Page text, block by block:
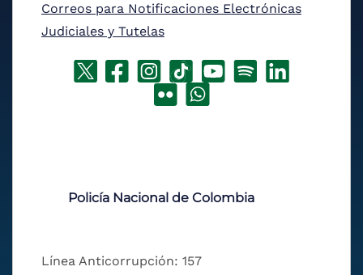
Correos para Notificaciones Electrónicas
Judiciales y Tutelas
Policía Nacional de Colombia
Línea Anticorrupción: 157